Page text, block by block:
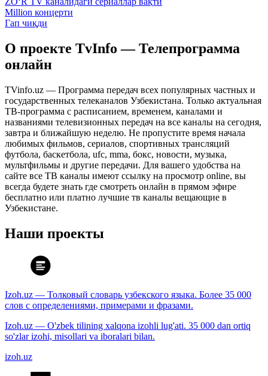
Million концерти
Гап чиқди
О проекте TvInfo — Телепрограмма
онлайн
TVinfo.uz — Программа передач всех популярных частных и
государственных телеканалов Узбекистана. Только актуальная
ТВ-программа с расписанием, временем, каналами и
названиями телевизионных передач на все каналы на сегодня,
завтра и ближайшую неделю. Не пропустите время начала
любимых фильмов, сериалов, спортивных трансляций
футбола, баскетбола, ufc, mma, бокс, новости, музыка,
мультфильмы и другие передачи. Для вашего удобства на
сайте все ТВ каналы имеют ссылку на просмотр online, вы
всегда будете знать где смотреть онлайн в прямом эфире
бесплатно или платно лучшие тв каналы вещающие в
Узбекистане.
Наши проекты
Izoh.uz — Толковый словарь узбекского языка. Более 35 000
слов с определениями, примерами и фразами.
Izoh.uz — O'zbek tilining xalqona izohli lug'ati. 35 000 dan ortiq
so'zlar izohi, misollari va iboralari bilan.
izoh.uz